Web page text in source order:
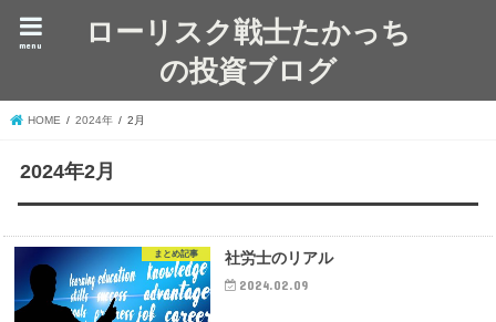
ローリスク戦士たかっち
の投資ブログ
menu
HOME 2024年 2月
2024年2月
まとめ記事 社労士のリアル
2024.02.09